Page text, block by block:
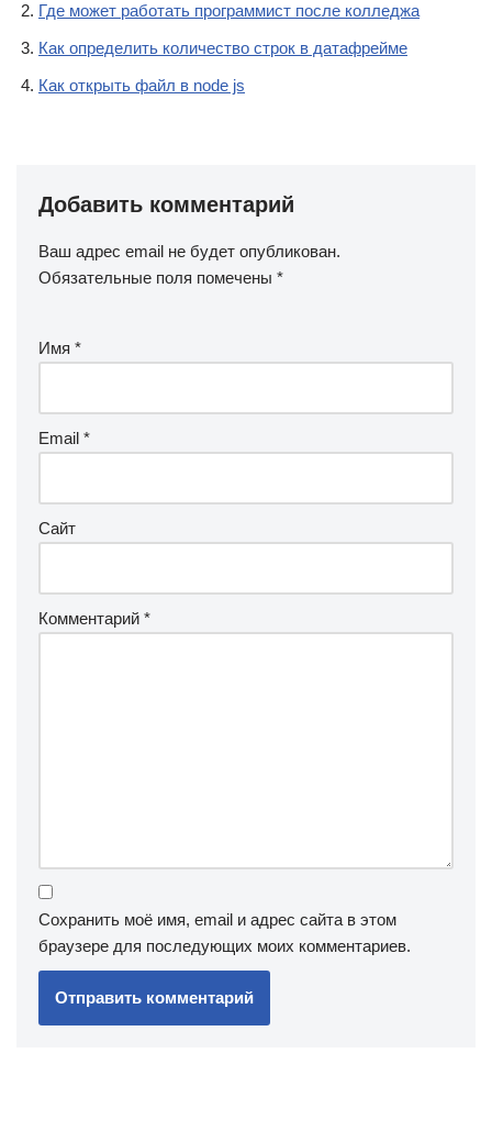
Где может работать программист после колледжа
Как определить количество строк в датафрейме
Как открыть файл в node js
Добавить комментарий
Ваш адрес email не будет опубликован.
Обязательные поля помечены *
Имя *
Email *
Сайт
Комментарий *
Сохранить моё имя, email и адрес сайта в этом
браузере для последующих моих комментариев.